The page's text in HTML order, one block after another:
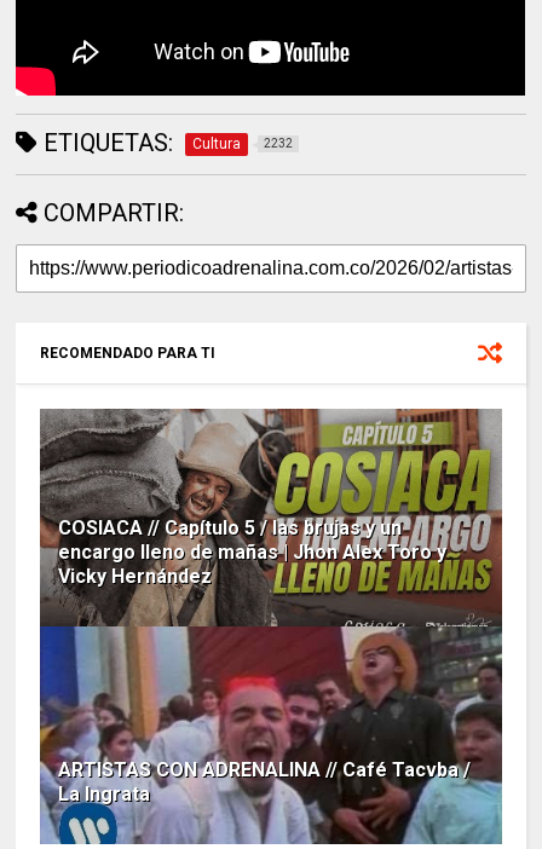
ETIQUETAS: Cultura 2232
COMPARTIR:
RECOMENDADO PARA TI
COSIACA // Capítulo 5 / las brujas y un
encargo lleno de mañas | Jhon Alex Toro y
Vicky Hernández
ARTISTAS CON ADRENALINA // Café Tacvba /
La Ingrata